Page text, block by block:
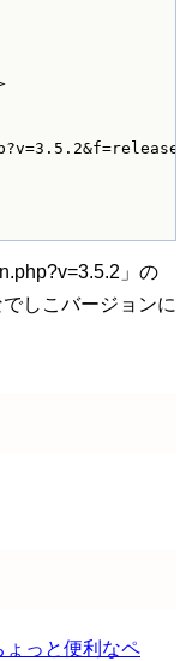
」の
しこバージョンに
ょっと便利なペ